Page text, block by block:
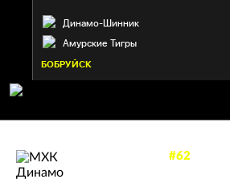
Динамо-Шинник
Амурские Тигры
БОБРУЙСК
#62